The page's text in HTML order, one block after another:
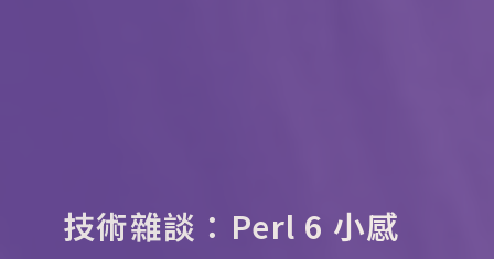
技術雜談：Perl 6 小感